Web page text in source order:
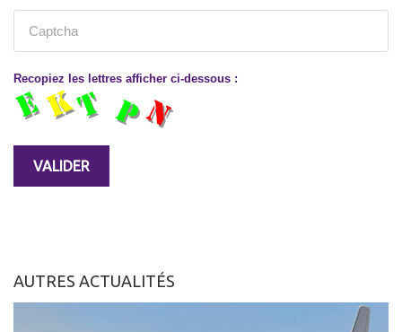
Recopiez les lettres afficher ci-dessous :
AUTRES ACTUALITÉS